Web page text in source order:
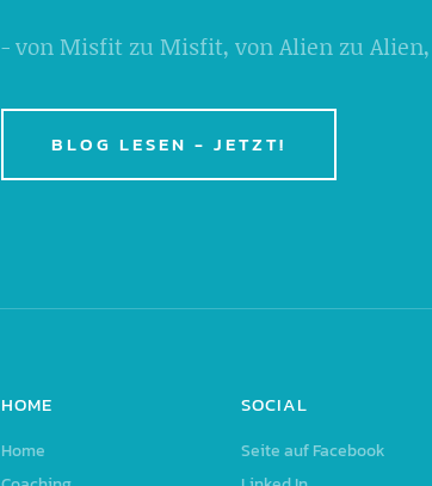
- von Misfit zu Misfit, von Alien zu
BLOG LESEN - JETZT!
HOME
Home
SOCIAL
Seite auf Facebook